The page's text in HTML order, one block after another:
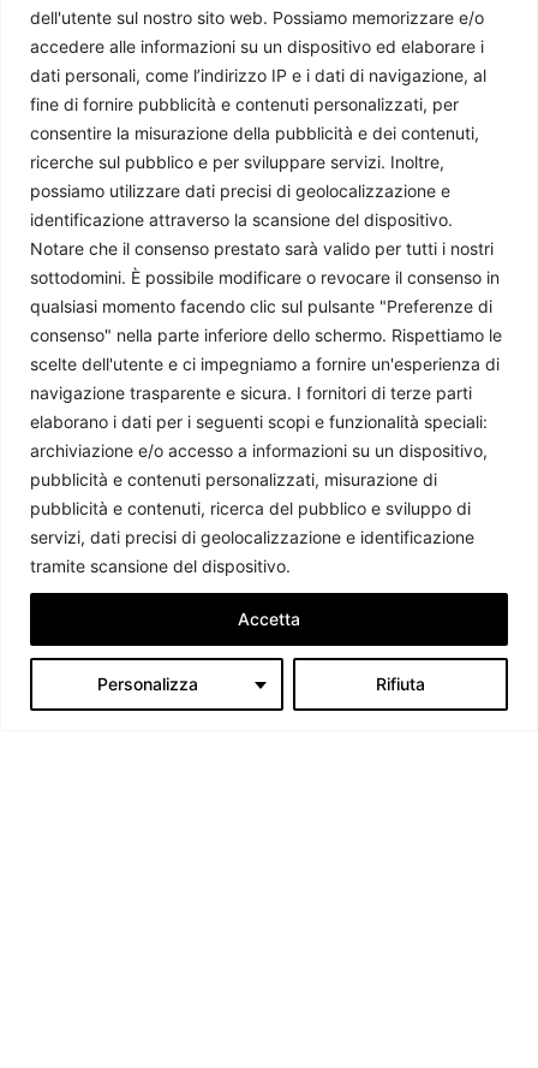
dell'utente sul nostro sito web. Possiamo memorizzare e/o
accedere alle informazioni su un dispositivo ed elaborare i
dati personali, come l’indirizzo IP e i dati di navigazione, al
fine di fornire pubblicità e contenuti personalizzati, per
consentire la misurazione della pubblicità e dei contenuti,
ricerche sul pubblico e per sviluppare servizi. Inoltre,
possiamo utilizzare dati precisi di geolocalizzazione e
identificazione attraverso la scansione del dispositivo.
Notare che il consenso prestato sarà valido per tutti i nostri
sottodomini. È possibile modificare o revocare il consenso in
qualsiasi momento facendo clic sul pulsante "Preferenze di
consenso" nella parte inferiore dello schermo. Rispettiamo le
scelte dell'utente e ci impegniamo a fornire un'esperienza di
navigazione trasparente e sicura. I fornitori di terze parti
elaborano i dati per i seguenti scopi e funzionalità speciali:
archiviazione e/o accesso a informazioni su un dispositivo,
pubblicità e contenuti personalizzati, misurazione di
pubblicità e contenuti, ricerca del pubblico e sviluppo di
servizi, dati precisi di geolocalizzazione e identificazione
tramite scansione del dispositivo.
Personalizza Rifiuta
Accetta
Giappone: riarmo possibile, ma a quale prezzo?
Master UNICAL - 9 Luglio 2026
Kashmir: il conflitto congelato tra India e Pakistan